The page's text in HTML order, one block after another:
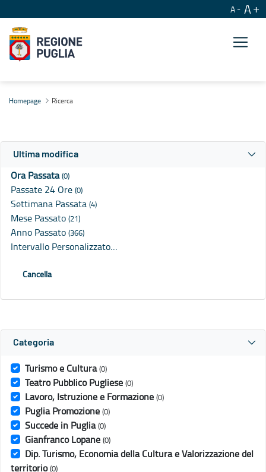
A A
Homepage Ricerca
Ultima modifica
Ora Passata(0)
Passate 24 Ore (0)
Settimana Passata (4)
Mese Passato (21)
Anno Passato (366)
Intervallo Personalizzato…
Cancella
Categoria
Turismo e Cultura (0)
Teatro Pubblico Pugliese (0)
Lavoro, Istruzione e Formazione (0)
Puglia Promozione (0)
Succede in Puglia (0)
Gianfranco Lopane (0)
Dip. Turismo, Economia della Cultura e Valorizzazione del
territorio (0)